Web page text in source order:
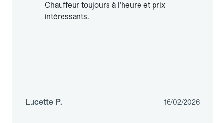
Chauffeur toujours à l'heure et prix
intéressants.
Lucette P. 16/02/2026